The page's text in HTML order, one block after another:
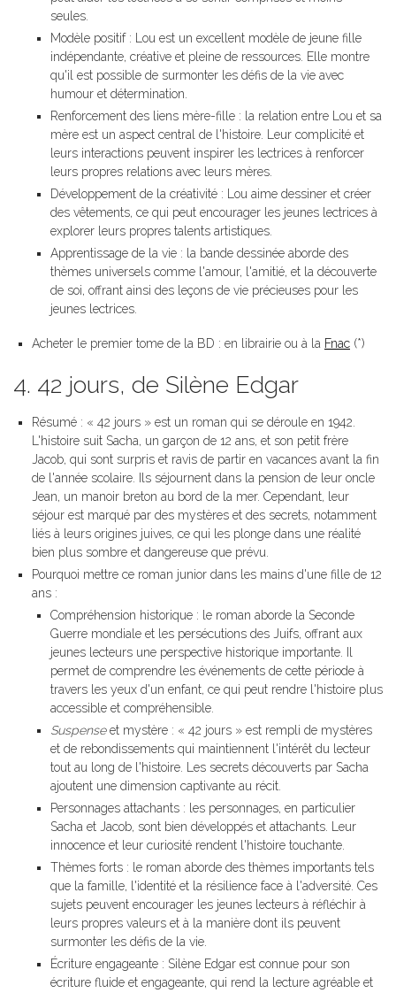
seules.
Modèle positif : Lou est un excellent modèle de jeune fille
indépendante, créative et pleine de ressources. Elle montre
qu'il est possible de surmonter les défis de la vie avec
humour et détermination.
Renforcement des liens mère-fille : la relation entre Lou et sa
mère est un aspect central de l'histoire. Leur complicité et
leurs interactions peuvent inspirer les lectrices à renforcer
leurs propres relations avec leurs mères.
Développement de la créativité : Lou aime dessiner et créer
des vêtements, ce qui peut encourager les jeunes lectrices à
explorer leurs propres talents artistiques.
Apprentissage de la vie : la bande dessinée aborde des
thèmes universels comme l'amour, l'amitié, et la découverte
de soi, offrant ainsi des leçons de vie précieuses pour les
jeunes lectrices.
Acheter le premier tome de la BD : en librairie ou à la Fnac (*)
4. 42 jours, de Silène Edgar
Résumé : « 42 jours » est un roman qui se déroule en 1942.
L'histoire suit Sacha, un garçon de 12 ans, et son petit frère
Jacob, qui sont surpris et ravis de partir en vacances avant la fin
de l'année scolaire. Ils séjournent dans la pension de leur oncle
Jean, un manoir breton au bord de la mer. Cependant, leur
séjour est marqué par des mystères et des secrets, notamment
liés à leurs origines juives, ce qui les plonge dans une réalité
bien plus sombre et dangereuse que prévu.
Pourquoi mettre ce roman junior dans les mains d'une fille de 12
ans :
Compréhension historique : le roman aborde la Seconde
Guerre mondiale et les persécutions des Juifs, offrant aux
jeunes lecteurs une perspective historique importante. Il
permet de comprendre les événements de cette période à
travers les yeux d'un enfant, ce qui peut rendre l'histoire plus
accessible et compréhensible.
Suspenseet mystère : « 42 jours » est rempli de mystères
et de rebondissements qui maintiennent l'intérêt du lecteur
tout au long de l'histoire. Les secrets découverts par Sacha
ajoutent une dimension captivante au récit.
Personnages attachants : les personnages, en particulier
Sacha et Jacob, sont bien développés et attachants. Leur
innocence et leur curiosité rendent l'histoire touchante.
Thèmes forts : le roman aborde des thèmes importants tels
que la famille, l'identité et la résilience face à l'adversité. Ces
sujets peuvent encourager les jeunes lecteurs à réfléchir à
leurs propres valeurs et à la manière dont ils peuvent
surmonter les défis de la vie.
Écriture engageante : Silène Edgar est connue pour son
écriture fluide et engageante, qui rend la lecture agréable et